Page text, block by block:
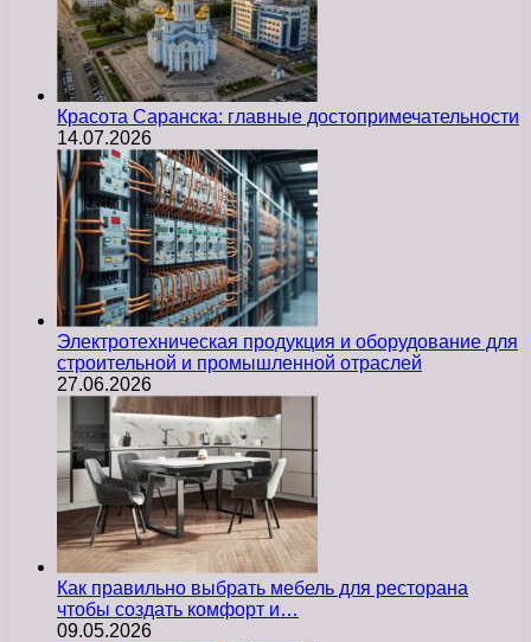
Красота Саранска: главные достопримечательности
14.07.2026
Электротехническая продукция и оборудование для
строительной и промышленной отраслей
27.06.2026
Как правильно выбрать мебель для ресторана
чтобы создать комфорт и…
09.05.2026